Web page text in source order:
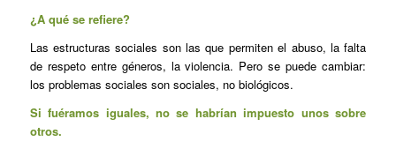
¿A qué se refiere?
Las estructuras sociales son las que permiten el abuso, la falta
de respeto entre géneros, la violencia. Pero se puede cambiar:
los problemas sociales son sociales, no biológicos.
Si fuéramos iguales, no se habrían impuesto unos sobre
otros.